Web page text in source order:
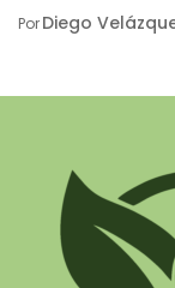
PorDiego